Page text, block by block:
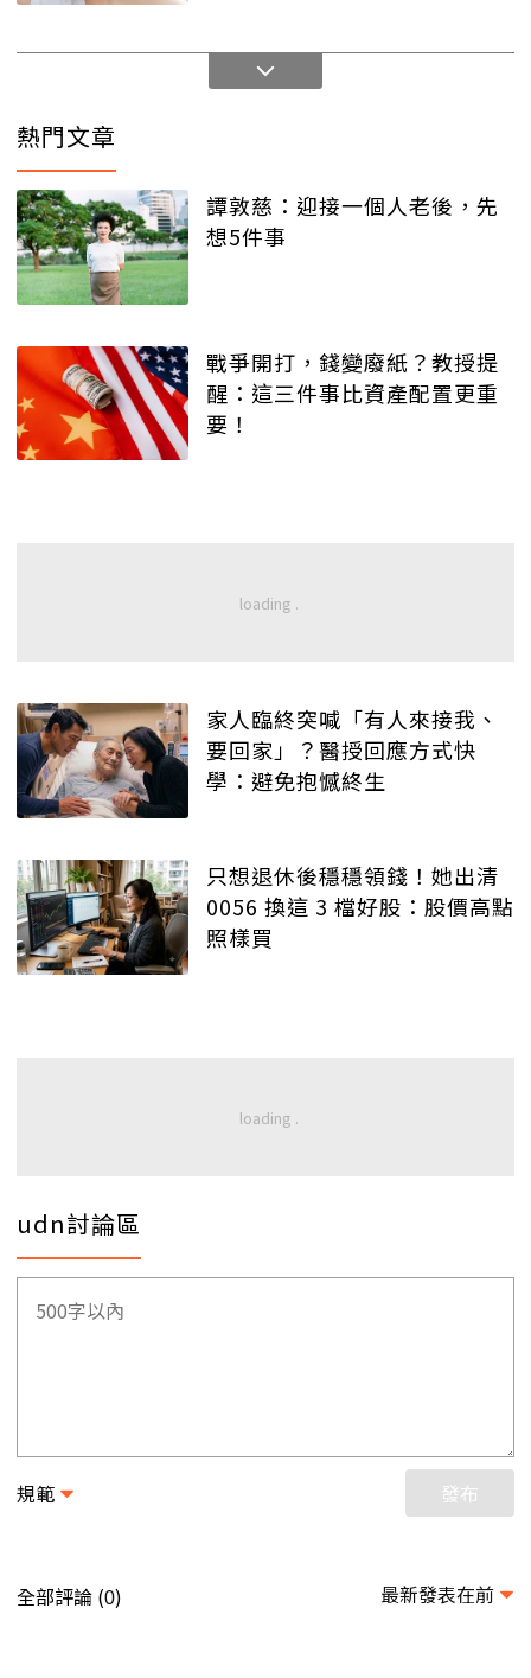
熱門文章
譚敦慈：迎接一個人老後，先
想5件事
戰爭開打，錢變廢紙？教授提
醒：這三件事比資產配置更重
要！
家人臨終突喊「有人來接我、
要回家」？醫授回應方式快
學：避免抱憾終生
只想退休後穩穩領錢！她出清
0056 換這 3 檔好股：股價高點
照樣買
udn討論區
規範 發布
全部評論 (0) 最新發表在前